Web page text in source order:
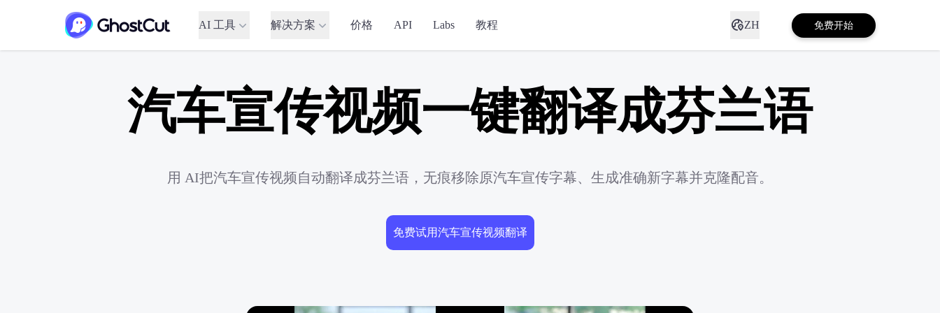
AI 工具 解决方案 价格 API Labs 教程 ZH 免费开始
汽车宣传视频一键翻译成芬兰语
用 AI把汽车宣传视频自动翻译成芬兰语，无痕移除原汽车宣传字幕、生成准确新字幕并克隆配音。
免费试用汽车宣传视频翻译